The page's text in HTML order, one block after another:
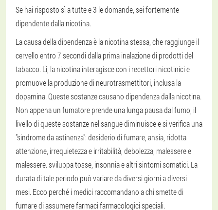
Se hai risposto sì a tutte e 3 le domande, sei fortemente
dipendente dalla nicotina.
La causa della dipendenza è la nicotina stessa, che raggiunge il
cervello entro 7 secondi dalla prima inalazione di prodotti del
tabacco. Lì, la nicotina interagisce con i recettori nicotinici e
promuove la produzione di neurotrasmettitori, inclusa la
dopamina. Queste sostanze causano dipendenza dalla nicotina.
Non appena un fumatore prende una lunga pausa dal fumo, il
livello di queste sostanze nel sangue diminuisce e si verifica una
"sindrome da astinenza": desiderio di fumare, ansia, ridotta
attenzione, irrequietezza e irritabilità, debolezza, malessere e
malessere. sviluppa tosse, insonnia e altri sintomi somatici. La
durata di tale periodo può variare da diversi giorni a diversi
mesi. Ecco perché i medici raccomandano a chi smette di
fumare di assumere farmaci farmacologici speciali.